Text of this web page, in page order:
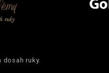
dosah ruky.